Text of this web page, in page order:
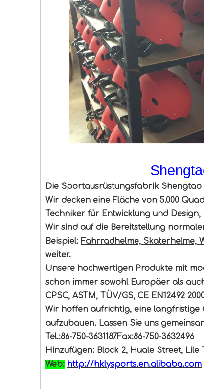
Die Sportausrüstungsfabrik
Wir decken eine Fläche von 5.000
Techniker für Entwicklung und
Wir sind auf die Bereitstellung
Beispiel: Fahrradhelme, Skaterhelme,
weiter.
Unsere hochwertigen Produkte mit
schon immer sowohl Europäer als
CPSC, ASTM, TÜV/GS, CE EN12492
Wir hoffen aufrichtig, eine langfristige
aufzubauen. Lassen Sie uns
Tel.:86-750-3631187Fax:86-750-
Hinzufügen: Block 2, Huale Street,
Web: http://hklysports.en.alibaba.com